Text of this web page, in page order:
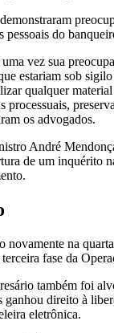
pessoais do
vez sua
estariam sob
qualquer
processuais,
os advogados.
André
de um inquérito
novamente na
fase da
também foi
ganhou direito à
eletrônica.